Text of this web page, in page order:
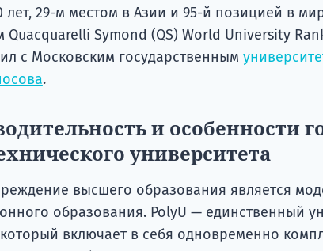
29-м местом в Азии и 95-й позицией в
Quacquarelli Symond (QS) World University
с Московским государственным
.
и особенности
университета
высшего образования является
образования. PolyU — единственный
который включает в себя одновременно